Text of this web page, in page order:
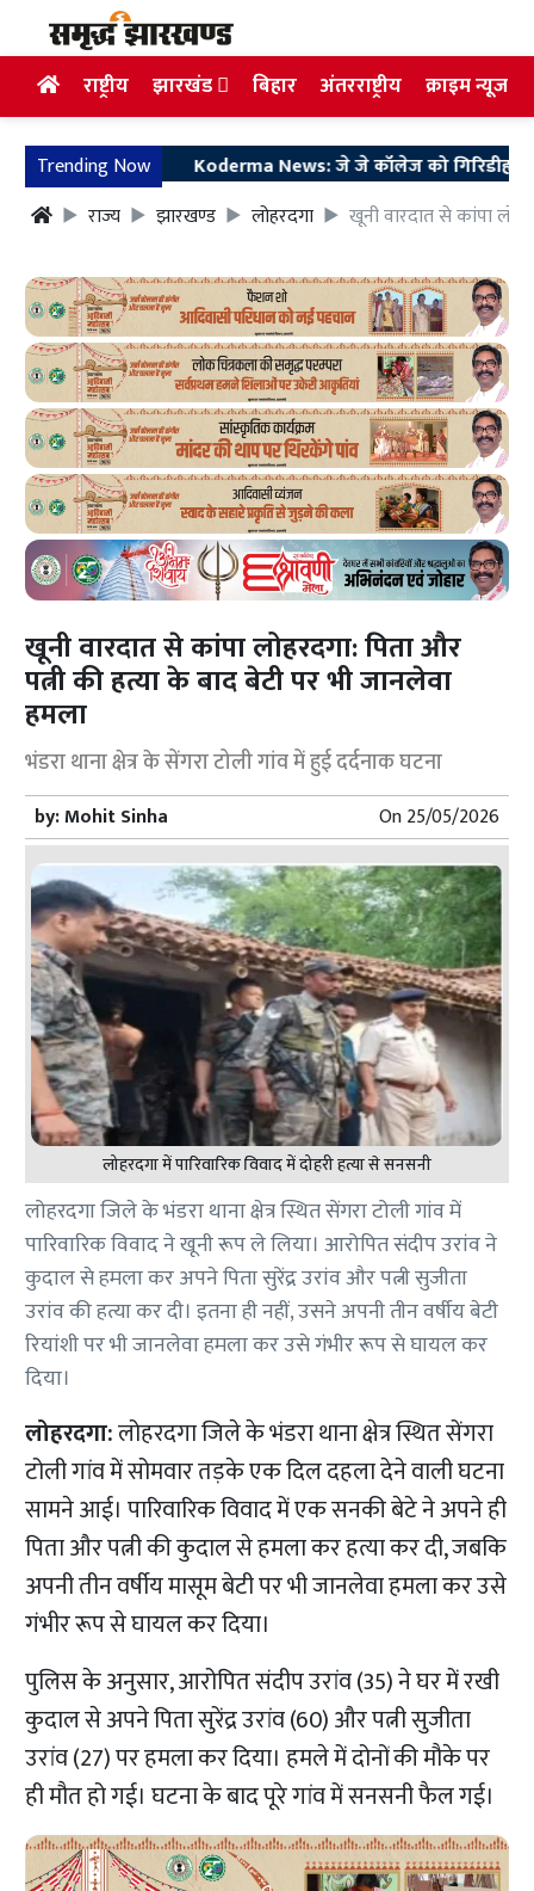
राष्ट्रीय झारखंड बिहार अंतरराष्ट्रीय क्राइम न्यूज
Trending NowKoderma News: जे जे कॉलेज को गिरिडीह विवि से
राज्य
झारखण्ड लोहरदगा खूनी वारदात से कांपा
खूनी वारदात से कांपा लोहरदगा: पिता और
पत्नी की हत्या के बाद बेटी पर भी जानलेवा
हमला
भंडरा थाना क्षेत्र के सेंगरा टोली गांव में हुई दर्दनाक घटना
by:Mohit Sinha On25/05/2026
लोहरदगा में पारिवारिक विवाद में दोहरी हत्या से सनसनी
लोहरदगा जिले के भंडरा थाना क्षेत्र स्थित सेंगरा टोली गांव में
पारिवारिक विवाद ने खूनी रूप ले लिया। आरोपित संदीप उरांव ने
कुदाल से हमला कर अपने पिता सुरेंद्र उरांव और पत्नी सुजीता
उरांव की हत्या कर दी। इतना ही नहीं, उसने अपनी तीन वर्षीय बेटी
रियांशी पर भी जानलेवा हमला कर उसे गंभीर रूप से घायल कर
दिया।
लोहरदगा:लोहरदगा जिले के भंडरा थाना क्षेत्र स्थित सेंगरा
टोली गांव में सोमवार तड़के एक दिल दहला देने वाली घटना
सामने आई। पारिवारिक विवाद में एक सनकी बेटे ने अपने ही
पिता और पत्नी की कुदाल से हमला कर हत्या कर दी, जबकि
अपनी तीन वर्षीय मासूम बेटी पर भी जानलेवा हमला कर उसे
गंभीर रूप से घायल कर दिया।
पुलिस के अनुसार, आरोपित संदीप उरांव (35) ने घर में रखी
कुदाल से अपने पिता सुरेंद्र उरांव (60) और पत्नी सुजीता
उरांव (27) पर हमला कर दिया। हमले में दोनों की मौके पर
ही मौत हो गई। घटना के बाद पूरे गांव में सनसनी फैल गई।